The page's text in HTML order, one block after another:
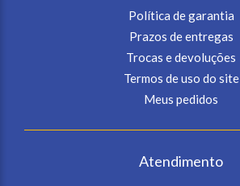
Política de garantia
Prazos de entregas
Trocas e devoluções
Termos de uso do site
Meus pedidos
Atendimento